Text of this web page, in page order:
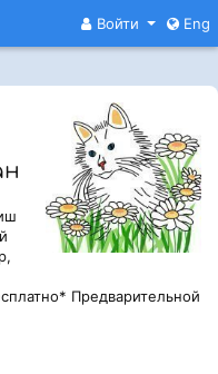
Войти Eng
Предварительной